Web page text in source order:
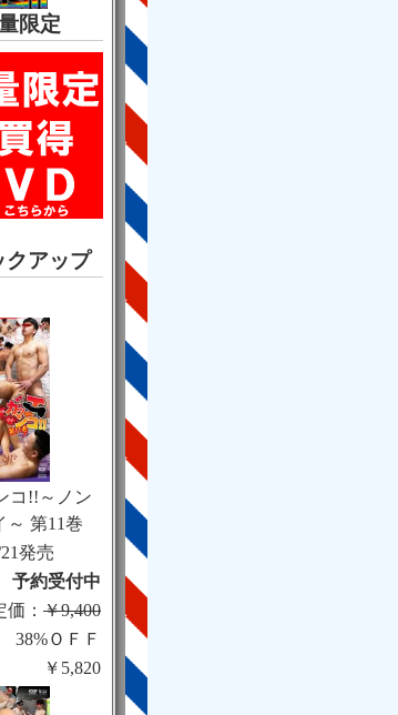
限定
クアップ
コ!!～ノン
～ 第11巻
発売
予約受付中
価： ￥9,400
38%ＯＦＦ
￥5,820